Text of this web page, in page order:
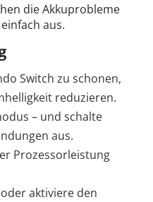
die Akkuprobleme
aus.
Switch zu schonen,
reduzieren.
– und schalte
aus.
Prozessorleistung
aktiviere den